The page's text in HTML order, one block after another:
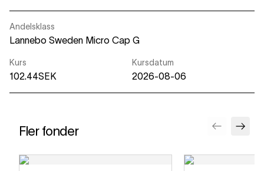
Andelsklass
Lannebo Sweden Micro Cap G
Kurs
102.44SEK
Kursdatum
2026-08-06
Fler fonder